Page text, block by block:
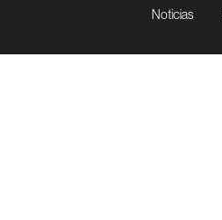
Noticias